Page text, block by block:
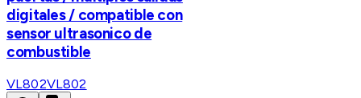
digitales / compatible con
sensor ultrasonico de
combustible
VL802VL802